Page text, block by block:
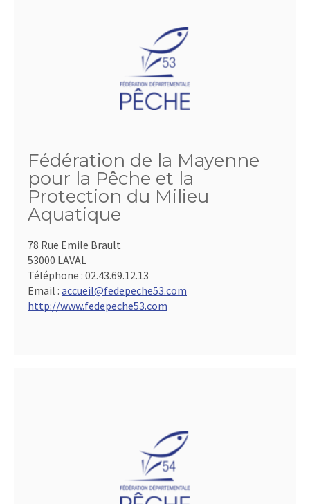
Fédération de la Mayenne
pour la Pêche et la
Protection du Milieu
Aquatique
78 Rue Emile Brault
53000 LAVAL
Téléphone : 02.43.69.12.13
Email : accueil@fedepeche53.com
http://www.fedepeche53.com